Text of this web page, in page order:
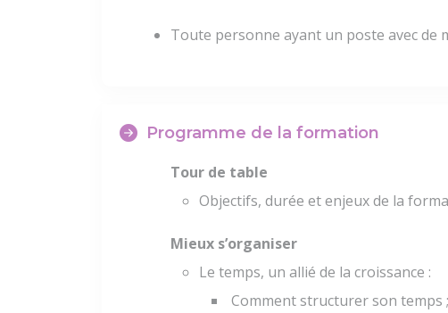
Toute personne ayant un poste avec de
Programme de la formation
Tour de table
Objectifs, durée et enjeux de la
Mieux s’organiser
Le temps, un allié de la croissance :
Comment structurer son temps ;